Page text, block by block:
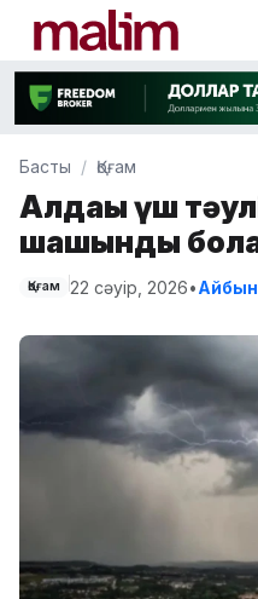
Басты Қоғам
Алдағы үш
шашынды
Қоғам 22 сәуір, 2026•